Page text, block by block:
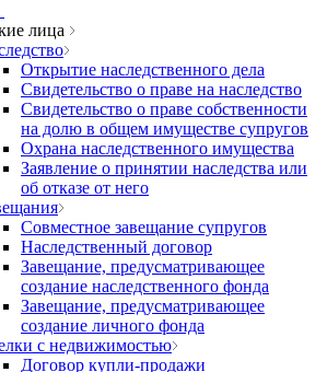
лица
Открытие наследственного дела
Свидетельство о праве на наследство
Свидетельство о праве собственности
на долю в общем имуществе супругов
Охрана наследственного имущества
Заявление о принятии наследства или
об отказе от него
Совместное завещание супругов
Наследственный договор
Завещание, предусматривающее
создание наследственного фонда
Завещание, предусматривающее
создание личного фонда
с недвижимостью
Договор купли-продажи